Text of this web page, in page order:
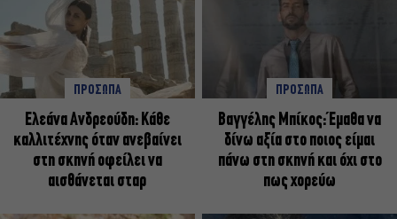
ΠΡΟΣΩΠΑ
Ελεάνα Ανδρεούδη: Κάθε
καλλιτέχνης όταν ανεβαίνει
στη σκηνή οφείλει να
αισθάνεται σταρ
ΠΡΟΣΩΠΑ
Βαγγέλης Μπίκος: Έμαθα να
δίνω αξία στο ποιος είμαι
πάνω στη σκηνή και όχι στο
πως χορεύω